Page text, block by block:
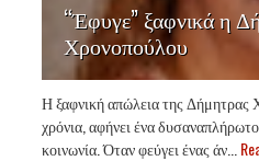
“Έφυγε” ξαφνικά η
Χρονοπούλου
Η ξαφνική απώλεια της Δήμητρας
χρόνια, αφήνει ένα
κοινωνία. Όταν φεύγει ένας άν...